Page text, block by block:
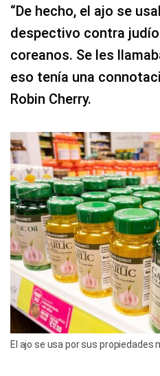
“De hecho, el ajo se
despectivo contra
coreanos. Se les
eso tenía una
Robin Cherry.
El ajo se usa por sus propiedades